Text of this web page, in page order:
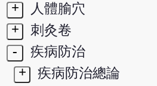
+
人體腧穴
+
刺灸卷
-
疾病防治
+
疾病防治總論